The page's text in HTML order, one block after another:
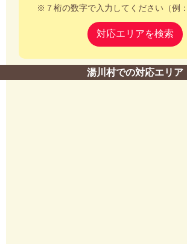
※７桁の数字で入力してください（例
対応エリアを検索
湯川村での対応エリア